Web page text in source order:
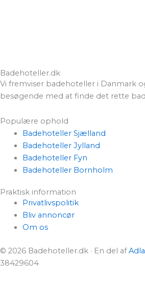
Badehoteller.dk
Vi fremviser badehoteller i Danmark
besøgende med at finde det rette
Populære ophold
Badehoteller Sjælland
Badehoteller Jylland
Badehoteller Fyn
Badehoteller Bornholm
Praktisk information
Privatlivspolitik
Bliv annoncør
Om os
© 2026 Badehoteller.dk · En del af
38429604